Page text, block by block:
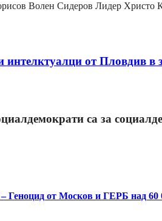
Волен Сидеров Лидер Христо
интелктуалци от Пловдив в
са за
Геноцид от Москов и ГЕРБ над 60